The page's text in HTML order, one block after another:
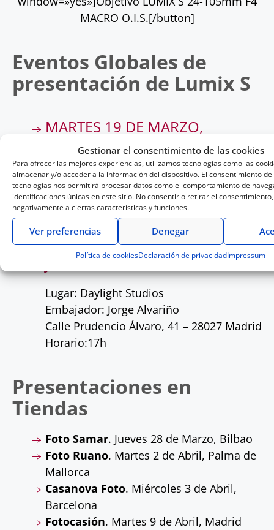
Gestionar el consentimiento de las cookies
Para ofrecer las mejores experiencias, utilizamos tecnologías como las
almacenar y/o acceder a la información del dispositivo. El consentimiento de
tecnologías nos permitirá procesar datos como el comportamiento de
identificaciones únicas en este sitio. No consentir o retirar el
negativamente a ciertas características y funciones.
Denegar
Ver preferencias
Política de cookiesDeclaración de privacidadImpressum
MACRO O.I.S.[/button]
Eventos Globales de
presentación de Lumix S
MARTES 19 DE MARZO,
BARCELONA
Lugar: Casa Capell
Embajador: Jorge Alvariño
Rambla del Prat 27 – 08012 Barcelona
Horario:17h
JUEVES 21 DE MARZO, MADRID
Lugar: Daylight Studios
Embajador: Jorge Alvariño
Calle Prudencio Álvaro, 41 – 28027 Madrid
Horario:17h
Presentaciones en
Tiendas
Foto Samar. Jueves 28 de Marzo, Bilbao
Foto Ruano. Martes 2 de Abril, Palma de
Mallorca
Casanova Foto. Miércoles 3 de Abril,
Barcelona
Fotocasión. Martes 9 de Abril, Madrid